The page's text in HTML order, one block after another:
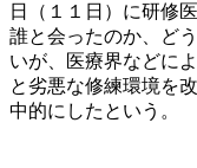
日（１１日）に研修
誰と会ったのか、ど
いが、医療界などに
と劣悪な修練環境を
中的にしたという。